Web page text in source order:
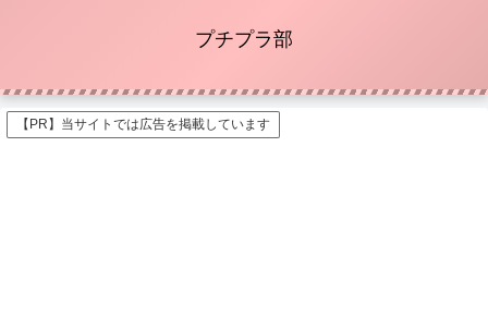
プチプラ部
【PR】当サイトでは広告を掲載しています